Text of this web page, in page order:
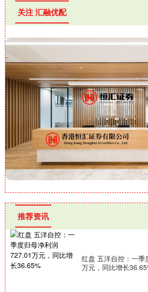
关注 汇融优配
推荐资讯
红盘 五洋自控：一季
万元，同比增长